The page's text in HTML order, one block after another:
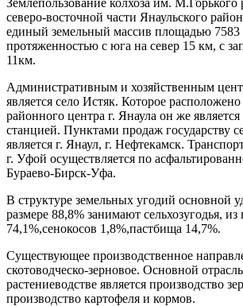
Землепользование колхоза им. М.Горького
северо-восточной части Янаульского
единый земельный массив площадью 7583
протяженностью с юга на север 15 км, с
11км.
Административным и хозяйственным
является село Истяк. Которое
районного центра г. Янаула он же
станцией. Пунктами продаж государству
является г. Янаул, г. Нефтекамск.
г. Уфой осуществляется по
Бураево-Бирск-Уфа.
В структуре земельных угодий основной
размере 88,8% занимают сельхозугодья,
74,1%,сенокосов 1,8%,пастбища 14,7%.
Существующее производственное
скотоводческо-зерновое. Основной
растениеводстве является производство
производство картофеля и кормов.